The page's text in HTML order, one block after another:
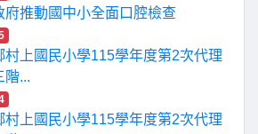
府推動國中小全面口腔檢查
村上國民小學115學年度第2次代理
階...
村上國民小學115學年度第2次代理